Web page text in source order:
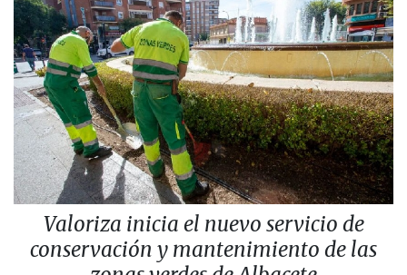
Valoriza inicia el nuevo servicio de
conservación y mantenimiento de las